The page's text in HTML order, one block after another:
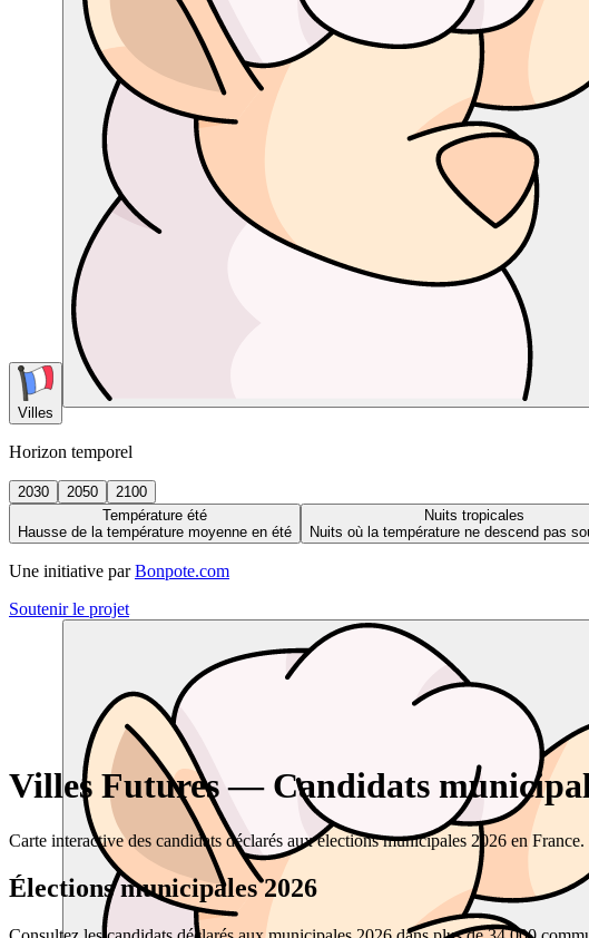
Villes
Horizon temporel
2030 2050
2100
Température été
Hausse de la température moyenne en été
Nuits tropicales
Nuits où la température ne descend pas
Une initiative par Bonpote.com
Soutenir le projet
Villes Futures — Candidats
Carte interactive des candidats déclarés aux élections municipales 2026 en
Élections municipales 2026